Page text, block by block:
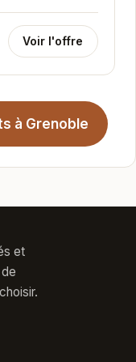
Voir l'offre
à Grenoble
et